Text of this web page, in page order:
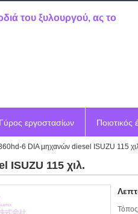
του ξυλουργού, ας το
Γύρος εργοστασίων Ποιοτικός
6 DIA μηχανών diesel ISUZU 115
ISUZU 115 χιλ.